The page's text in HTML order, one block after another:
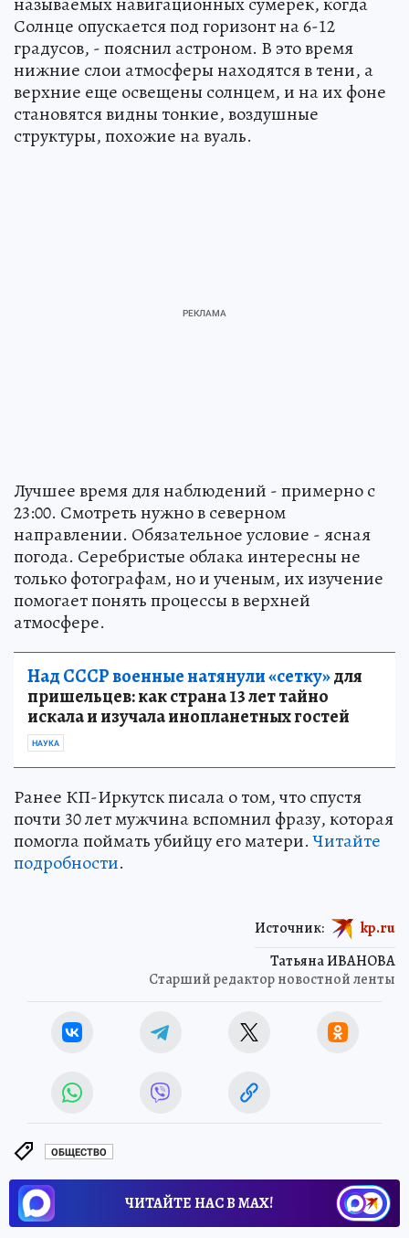
Солнце опускается под горизонт на 6-12
градусов, - пояснил астроном. В это время
нижние слои атмосферы находятся в тени, а
верхние еще освещены солнцем, и на их фоне
становятся видны тонкие, воздушные
структуры, похожие на вуаль.
Лучшее время для наблюдений - примерно с
23:00. Смотреть нужно в северном
направлении. Обязательное условие - ясная
погода. Серебристые облака интересны не
только фотографам, но и ученым, их изучение
помогает понять процессы в верхней
атмосфере.
Над СССР военные натянули «сетку»для
пришельцев: как страна 13 лет тайно
искала и изучала инопланетных гостей
НАУКА
Ранее КП-Иркутск писала о том, что спустя
почти 30 лет мужчина вспомнил фразу, которая
помогла поймать убийцу его матери.Читайте
подробности.
Татьяна ИВАНОВА
Старший редактор новостной ленты
Источник: kp.ru
ОБЩЕСТВО
ЧИТАЙТЕ НАС В МАХ!